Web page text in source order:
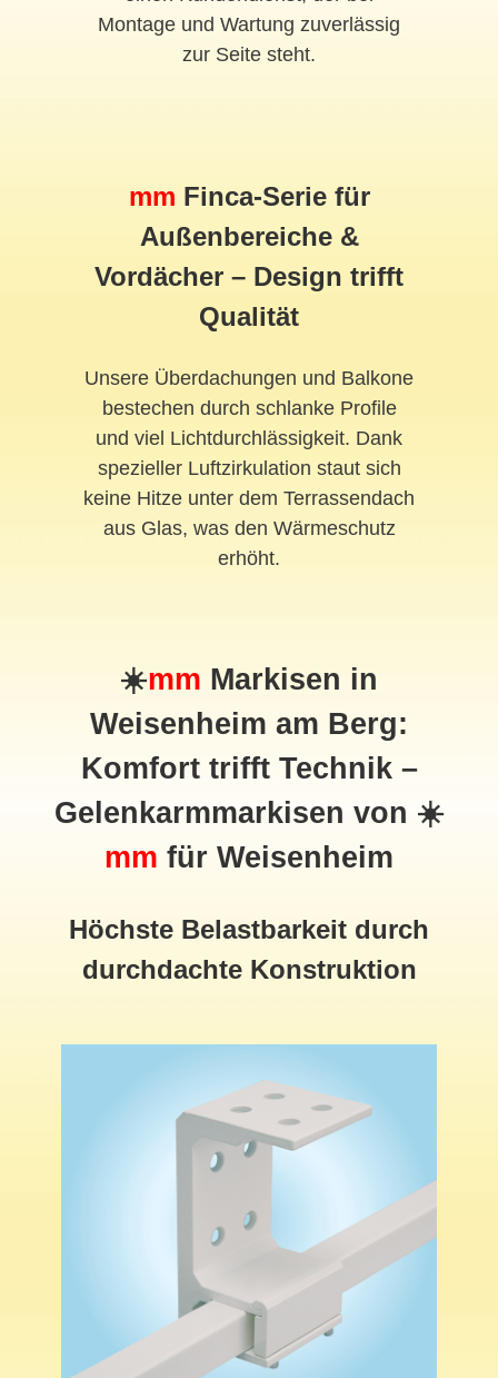
Montage und Wartung zuverlässig
zur Seite steht.
mm Finca-Serie für
Außenbereiche &
Vordächer – Design trifft
Qualität
Unsere Überdachungen und Balkone
bestechen durch schlanke Profile
und viel Lichtdurchlässigkeit. Dank
spezieller Luftzirkulation staut sich
keine Hitze unter dem Terrassendach
aus Glas, was den Wärmeschutz
erhöht.
☀️mm Markisen in
Weisenheim am Berg:
Komfort trifft Technik –
Gelenkarmmarkisen von ☀️
mm für Weisenheim
Höchste Belastbarkeit durch
durchdachte Konstruktion